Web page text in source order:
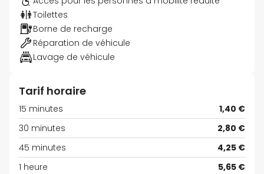
Toilettes
Borne de recharge
Réparation de véhicule
Lavage de véhicule
Tarif horaire
15 minutes
1,40 €
30 minutes
2,80 €
45 minutes
4,25 €
1 heure
5,65 €